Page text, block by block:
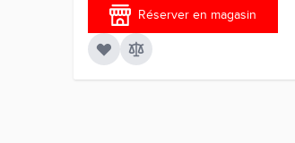
Réserver en magasin